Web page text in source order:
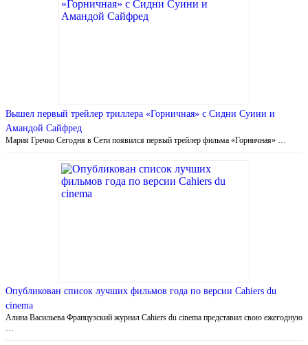
Вышел первый трейлер триллера «Горничная» с Сидни Суини и
Амандой Сайфред
Мария Гречко Сегодня в Сети появился первый трейлер фильма «Горничная» …
Опубликован список лучших фильмов года по версии Cahiers du
cinema
Алина Васильева Французский журнал Cahiers du cinema представил свою ежегодную